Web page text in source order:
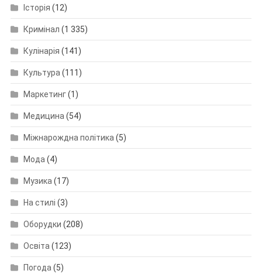
Історія (12)
Кримінал (1 335)
Кулінарія (141)
Культура(111)
Маркетинг(1)
Медицина(54)
Міжнарождна політика(5)
Мода(4)
Музика(17)
На стилі (3)
Оборудки (208)
Освіта(123)
Погода(5)